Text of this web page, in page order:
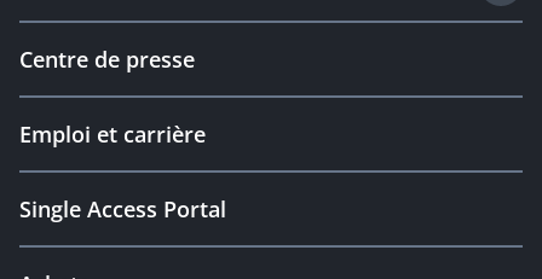
Centre de presse
Emploi et carrière
Single Access Portal